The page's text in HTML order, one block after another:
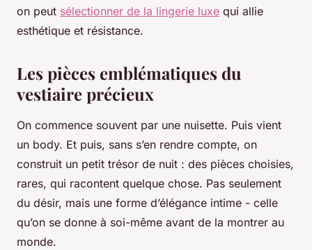
on peut sélectionner de la lingerie luxe qui allie
esthétique et résistance.
Les pièces emblématiques du
vestiaire précieux
On commence souvent par une nuisette. Puis vient
un body. Et puis, sans s’en rendre compte, on
construit un petit trésor de nuit : des pièces choisies,
rares, qui racontent quelque chose. Pas seulement
du désir, mais une forme d’élégance intime - celle
qu’on se donne à soi-même avant de la montrer au
monde.